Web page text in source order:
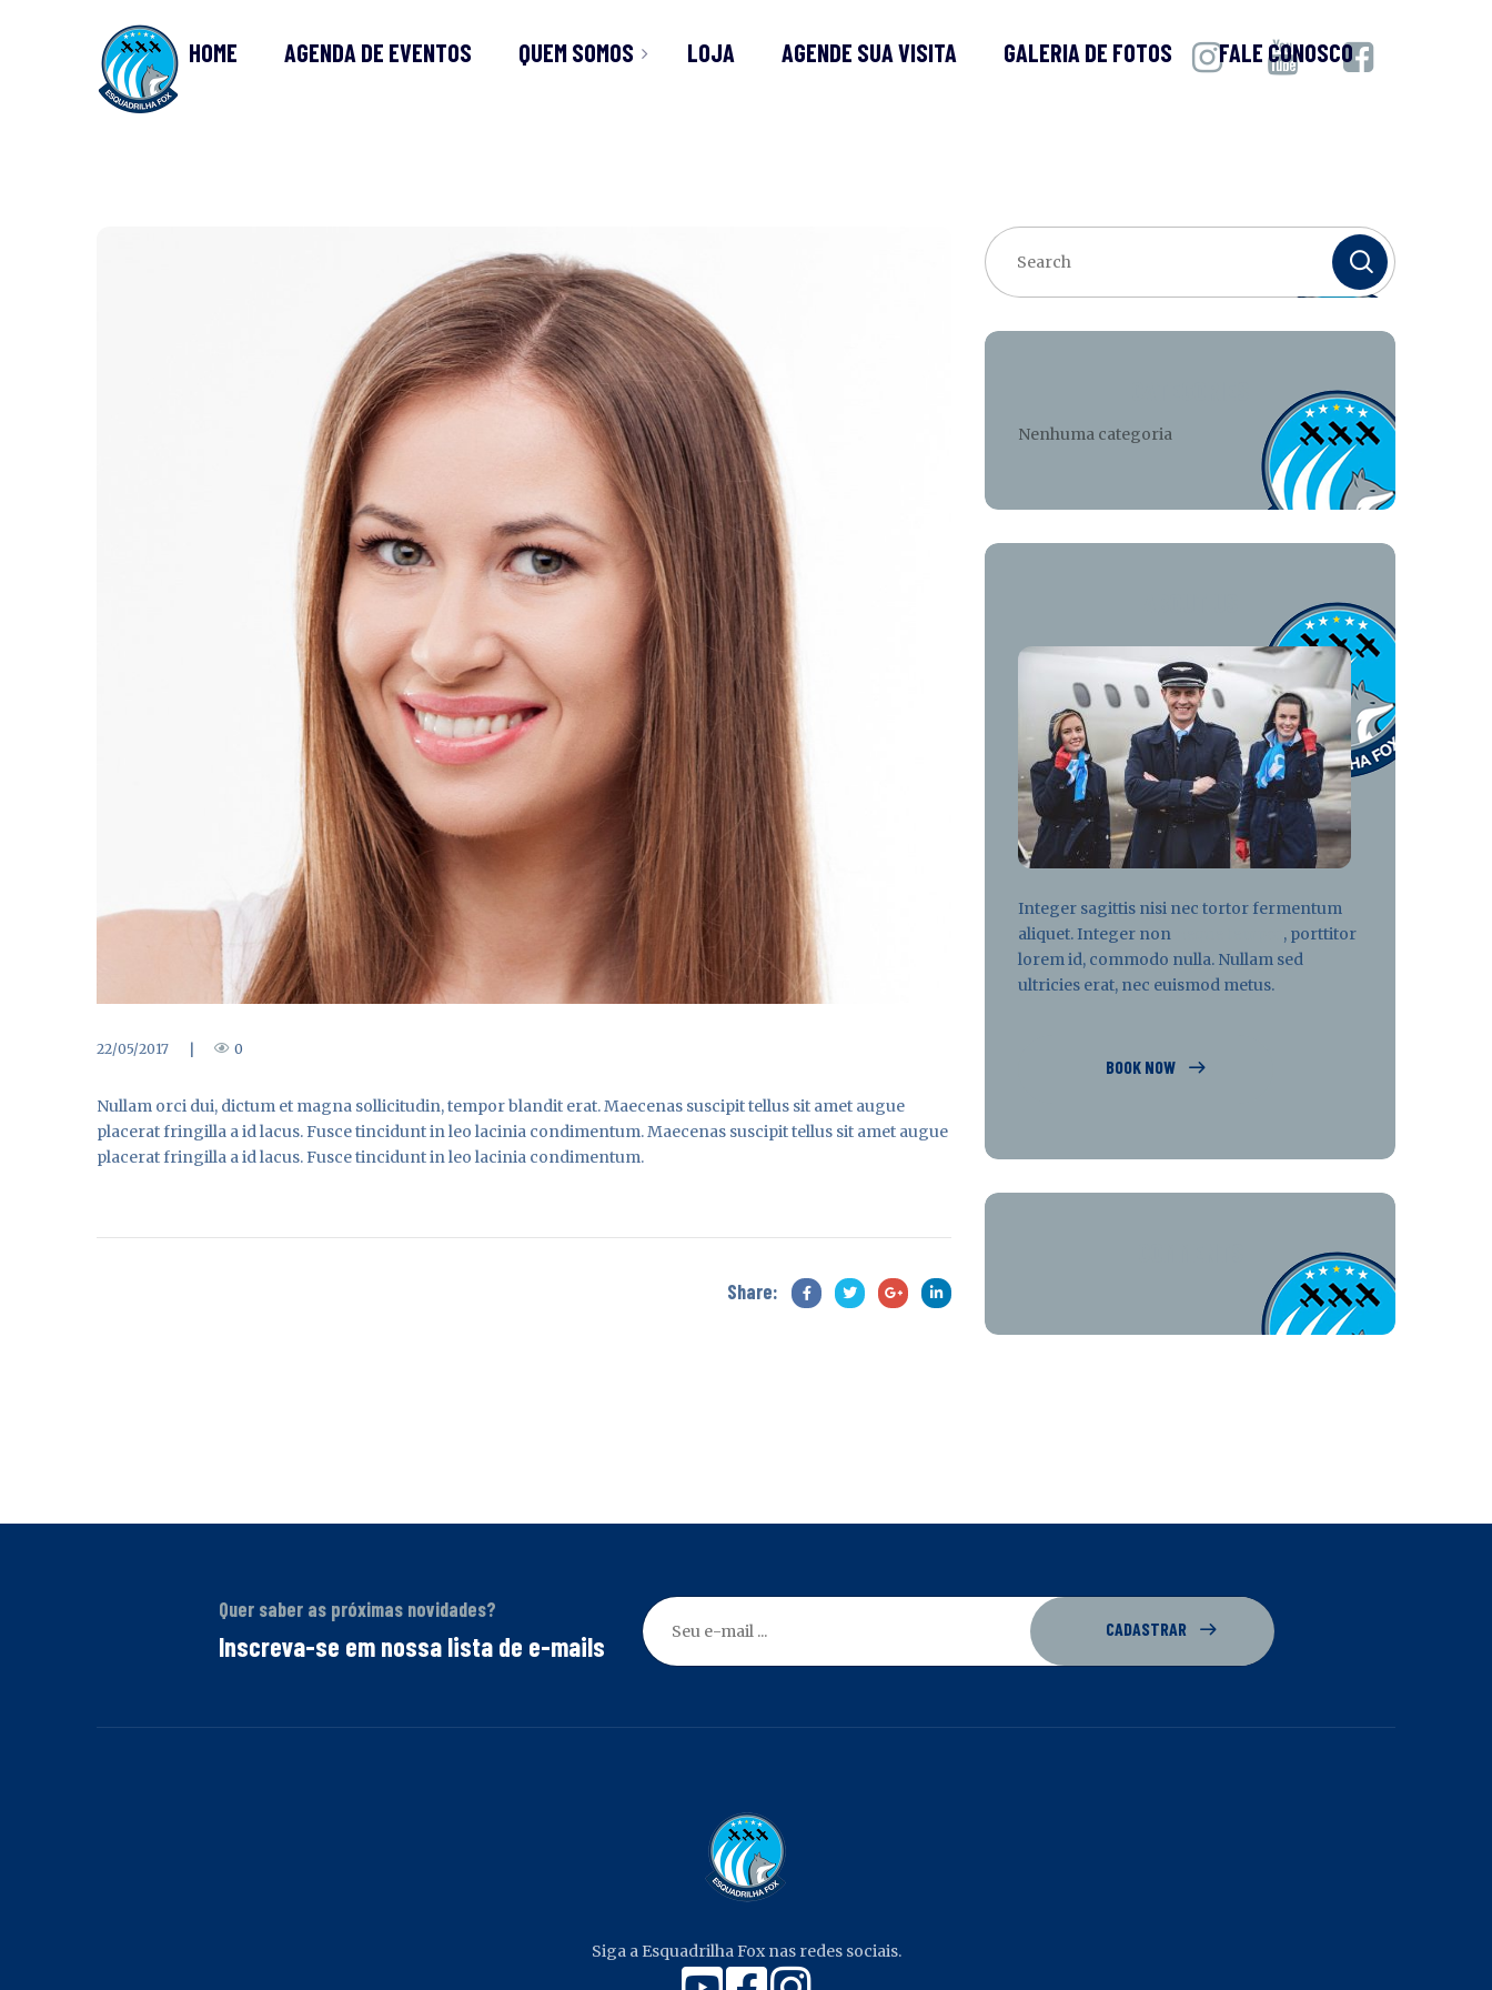
HOME AGENDA DE EVENTOS QUEM SOMOS LOJA AGENDE SUA VISITA GALERIA DE FOTOS FALE CONOSCO
22/05/2017 0
Nullam orci dui, dictum et magna sollicitudin, tempor blandit erat. Maecenas suscipit tellus sit amet augue
placerat fringilla a id lacus. Fusce tincidunt in leo lacinia condimentum. Maecenas suscipit tellus sit amet augue
placerat fringilla a id lacus. Fusce tincidunt in leo lacinia condimentum.
Share:
Nenhuma categoria
Integer sagittis nisi nec tortor fermentum
aliquet. Integer non
, porttitor
lorem id, commodo nulla. Nullam sed
ultricies erat, nec euismod metus.
BOOK NOW
Quer saber as próximas novidades?
Inscreva-se em nossa lista de e-mails
CADASTRAR
Siga a Esquadrilha Fox nas redes sociais.